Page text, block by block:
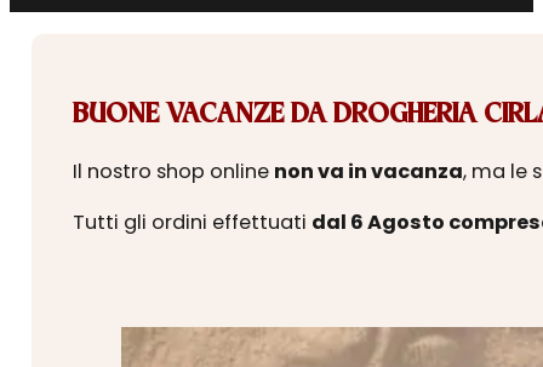
BUONE VACANZE DA DROGHERIA
Il nostro shop online non va in vacanza, ma le
Tutti gli ordini effettuati dal 6 Agosto